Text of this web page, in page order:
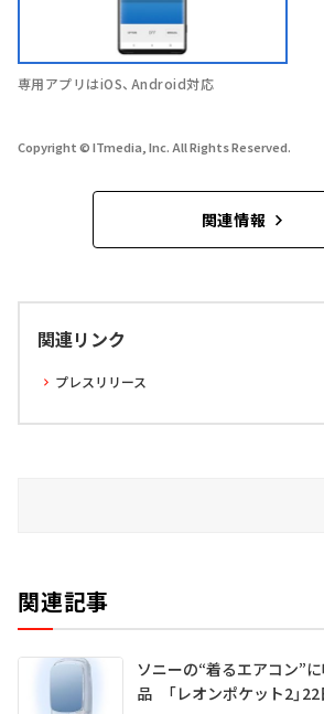
専用アプリはiOS、Android対応
Copyright © ITmedia, Inc. All Rights Reserved.
関連情報
関連リンク
プレスリリース
関連記事
ソニーの“着るエアコン”
品 「レオンポケット2」